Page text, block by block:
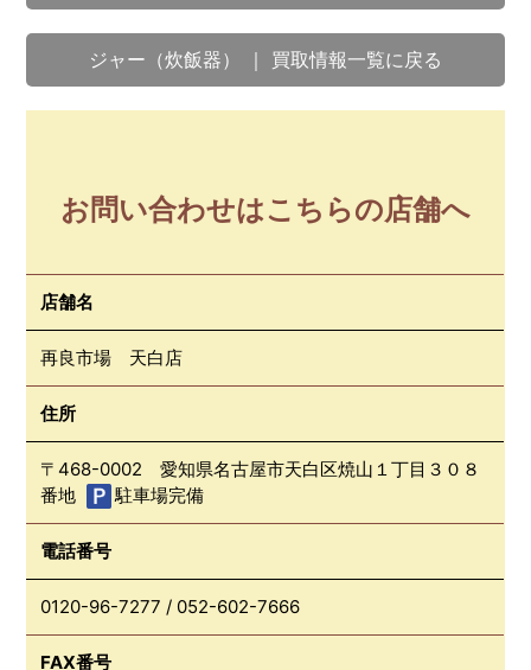
ジャー（炊飯器） ｜ 買取情報一覧に戻る
お問い合わせはこちらの店舗へ
店舗名
再良市場 天白店
住所
〒468-0002 愛知県名古屋市天白区焼山１丁目３０８
番地
駐車場完備
電話番号
0120-96-7277 / 052-602-7666
FAX番号